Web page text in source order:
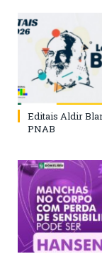
Editais Aldir
PNAB